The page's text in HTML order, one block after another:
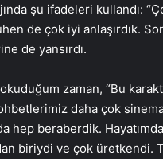
şu ifadeleri kullandı:
de çok iyi anlaşırdık.
de yansırdı.
okuduğum zaman, “Bu
daha çok
hep beraberdik.
biriydi ve çok üretkendi.